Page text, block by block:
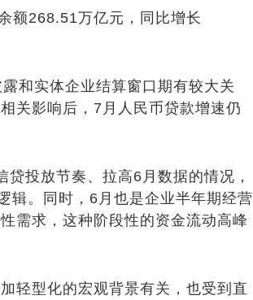
268.51万亿元，同比增长
和实体企业结算窗口期有较大关
关影响后，7月人民币贷款增速仍
投放节奏、拉高6月数据的情况，
辑。同时，6月也是企业半年期经营
需求，这种阶段性的资金流动高峰
型化的宏观背景有关，也受到直